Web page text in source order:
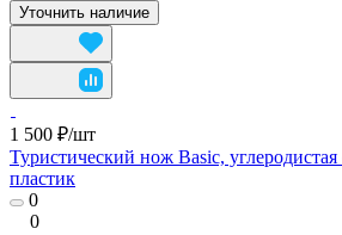
Уточнить наличие
1 500 ₽/шт
Туристический нож Basic, углеродистая
пластик
0
0